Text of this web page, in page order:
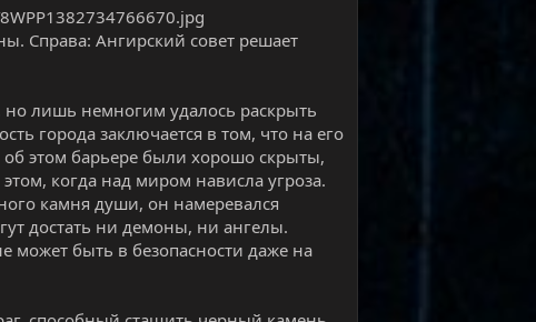
Справа: Ангирский совет решает
но лишь немногим удалось раскрыть
города заключается в том, что на его
этом барьере были хорошо скрыты,
когда над миром нависла угроза.
камня души, он намеревался
достать ни демоны, ни ангелы.
может быть в безопасности даже на